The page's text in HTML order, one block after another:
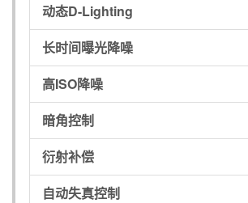
动态D-Lighting
长时间曝光降噪
高ISO降噪
暗角控制
衍射补偿
自动失真控制